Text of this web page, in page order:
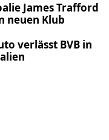
James Trafford
neuen Klub
verlässt BVB in